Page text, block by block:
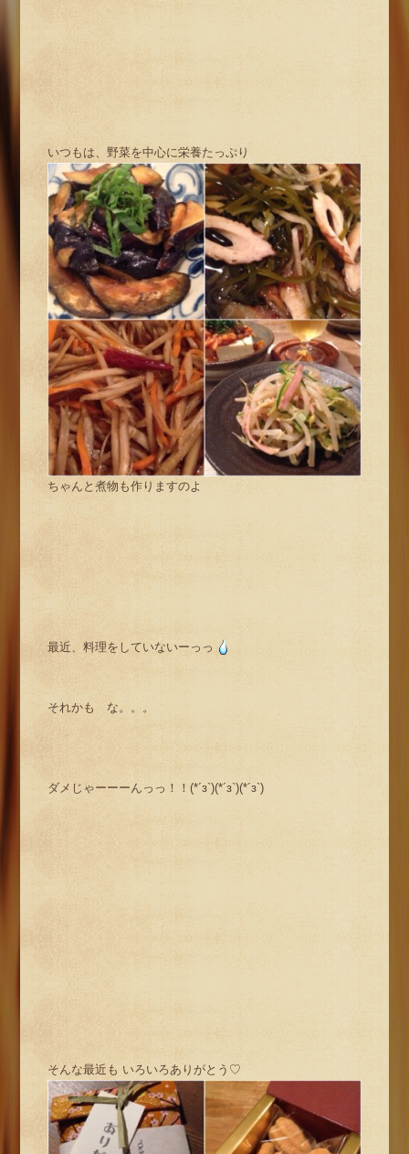
いつもは、野菜を中心に栄養たっぷり
ちゃんと煮物も作りますのよ
最近、料理をしていないーっっ
それかも な。。。
ダメじゃーーーんっっ！！(*´з`)(*´з`)(*´з`)
そんな最近も いろいろありがとう♡